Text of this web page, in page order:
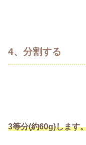
4、分割する
3等分(約60g)します